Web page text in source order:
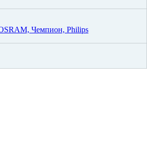
Чемпион, Philips